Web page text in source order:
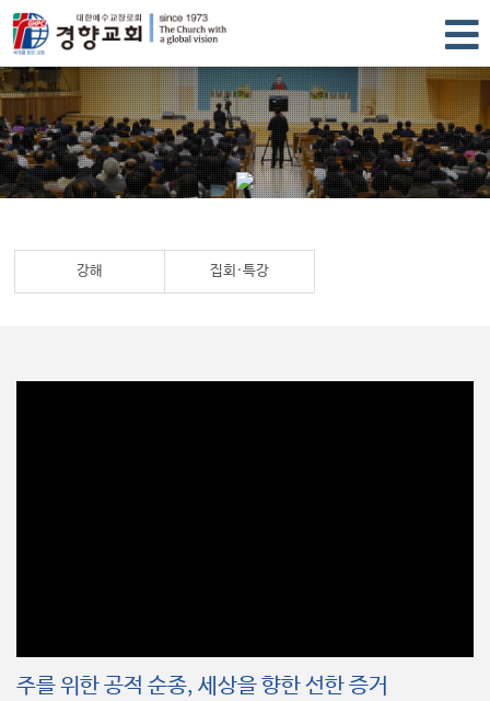
강해 집회·특강
주를 위한 공적 순종, 세상을 향한 선한 증거